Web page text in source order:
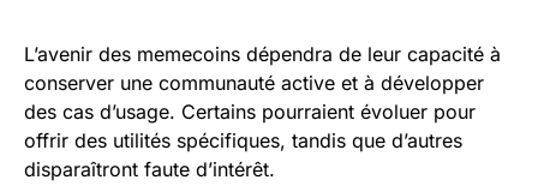
L’avenir des memecoins dépendra de leur capacité à
conserver une communauté active et à développer
des cas d’usage. Certains pourraient évoluer pour
offrir des utilités spécifiques, tandis que d’autres
disparaîtront faute d’intérêt.